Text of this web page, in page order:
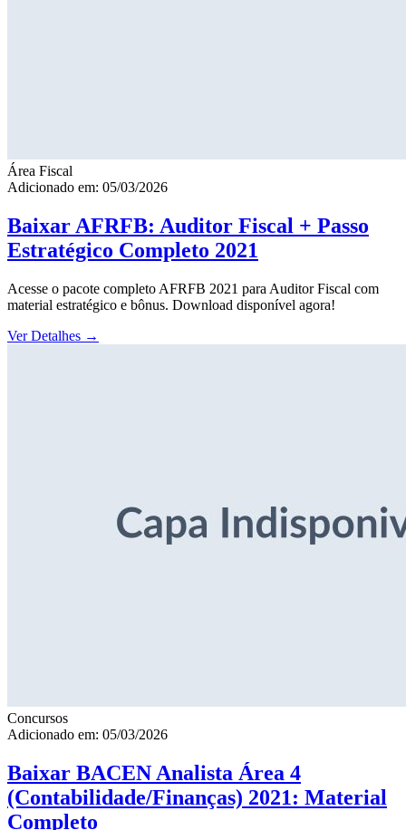
Área Fiscal
Adicionado em: 05/03/2026
Baixar AFRFB: Auditor Fiscal + Passo
Estratégico Completo 2021
Acesse o pacote completo AFRFB 2021 para Auditor Fiscal com
material estratégico e bônus. Download disponível agora!
Ver Detalhes →
Concursos
Adicionado em: 05/03/2026
Baixar BACEN Analista Área 4
(Contabilidade/Finanças) 2021: Material
Completo